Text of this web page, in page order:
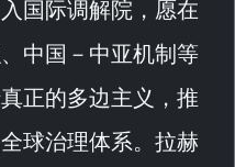
国际调解院，愿在
中国－中亚机制等
正的多边主义，推
球治理体系。拉赫